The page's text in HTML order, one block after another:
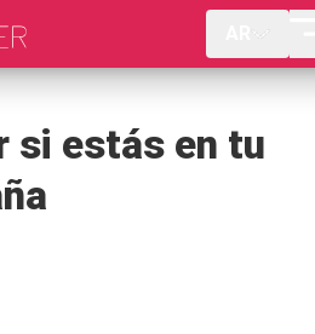
si estás en tu